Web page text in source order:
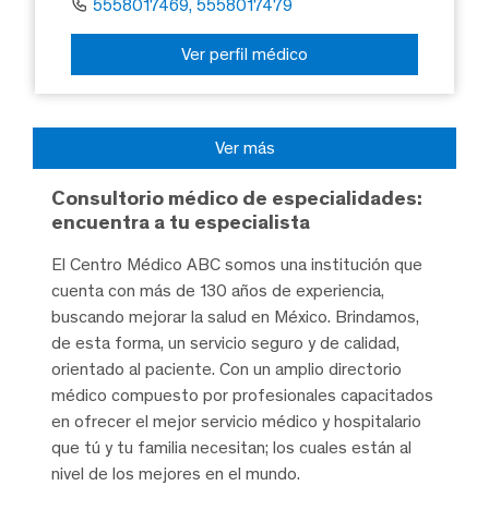
5558017469, 5558017479
Ver perfil médico
Ver más
Consultorio médico de especialidades:
encuentra a tu especialista
El Centro Médico ABC somos una institución que
cuenta con más de 130 años de experiencia,
buscando mejorar la salud en México. Brindamos,
de esta forma, un servicio seguro y de calidad,
orientado al paciente. Con un amplio directorio
médico compuesto por profesionales capacitados
en ofrecer el mejor servicio médico y hospitalario
que tú y tu familia necesitan; los cuales están al
nivel de los mejores en el mundo.